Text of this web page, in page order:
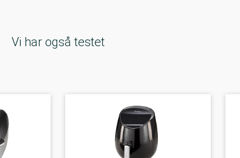
Vi har også testet